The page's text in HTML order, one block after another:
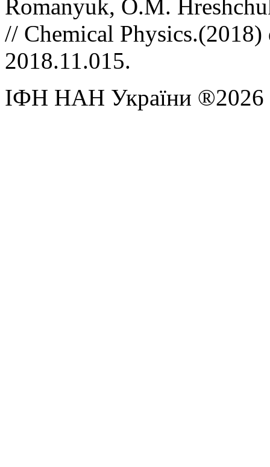
Romanyuk, O.M.
// Chemical Physics.(2018)
2018.11.015.
ІФН НАН України ®2026